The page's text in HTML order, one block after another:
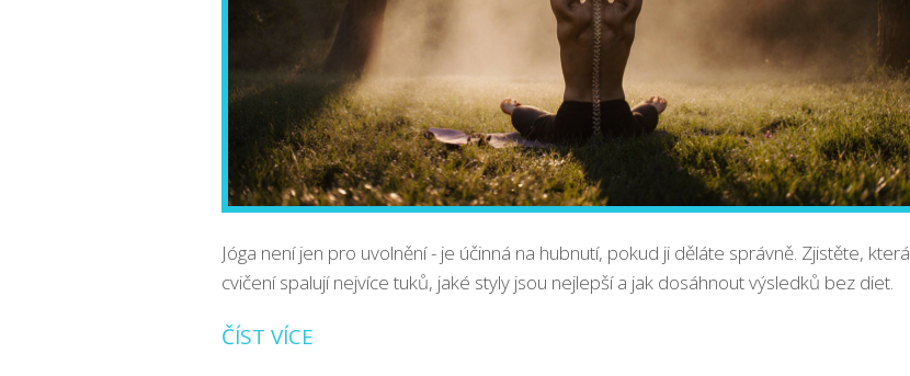
Jóga není jen pro uvolnění - je účinná na hubnutí, pokud ji děláte správně. Zjistěte, která
cvičení spalují nejvíce tuků, jaké styly jsou nejlepší a jak dosáhnout výsledků bez diet.
ČÍST VÍCE